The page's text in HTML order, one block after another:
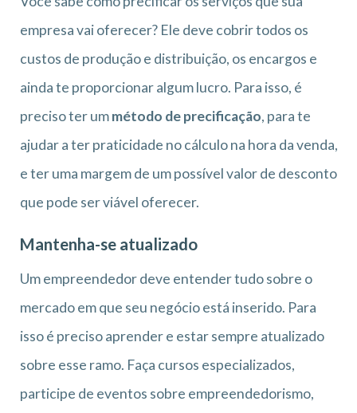
empresa vai oferecer? Ele deve cobrir todos os
custos de produção e distribuição, os encargos e
ainda te proporcionar algum lucro. Para isso, é
preciso ter ummétodo de precificação, para te
ajudar a ter praticidade no cálculo na hora da venda,
e ter uma margem de um possível valor de desconto
que pode ser viável oferecer.
Mantenha-se atualizado
Um empreendedor deve entender tudo sobre o
mercado em que seu negócio está inserido. Para
isso é preciso aprender e estar sempre atualizado
sobre esse ramo. Faça cursos especializados,
participe de eventos sobre empreendedorismo,